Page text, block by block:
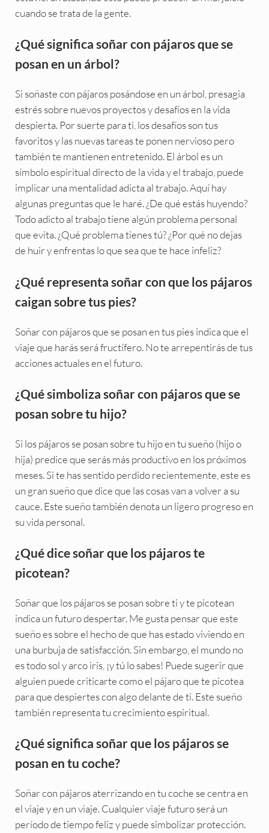
cuando se trata de la gente.
¿Qué significa soñar con pájaros que se
posan en un árbol?
Si soñaste con pájaros posándose en un árbol, presagia
estrés sobre nuevos proyectos y desafíos en la vida
despierta. Por suerte para ti, los desafíos son tus
favoritos y las nuevas tareas te ponen nervioso pero
también te mantienen entretenido. El árbol es un
símbolo espiritual directo de la vida y el trabajo, puede
implicar una mentalidad adicta al trabajo. Aquí hay
algunas preguntas que le haré. ¿De qué estás huyendo?
Todo adicto al trabajo tiene algún problema personal
que evita. ¿Qué problema tienes tú? ¿Por qué no dejas
de huir y enfrentas lo que sea que te hace infeliz?
¿Qué representa soñar con que los pájaros
caigan sobre tus pies?
Soñar con pájaros que se posan en tus pies indica que el
viaje que harás será fructífero. No te arrepentirás de tus
acciones actuales en el futuro.
¿Qué simboliza soñar con pájaros que se
posan sobre tu hijo?
Si los pájaros se posan sobre tu hijo en tu sueño (hijo o
hija) predice que serás más productivo en los próximos
meses. Si te has sentido perdido recientemente, este es
un gran sueño que dice que las cosas van a volver a su
cauce. Este sueño también denota un ligero progreso en
su vida personal.
¿Qué dice soñar que los pájaros te
picotean?
Soñar que los pájaros se posan sobre ti y te picotean
indica un futuro despertar. Me gusta pensar que este
sueño es sobre el hecho de que has estado viviendo en
una burbuja de satisfacción. Sin embargo, el mundo no
es todo sol y arco iris, ¡y tú lo sabes! Puede sugerir que
alguien puede criticarte como el pájaro que te picotea
para que despiertes con algo delante de ti. Este sueño
también representa tu crecimiento espiritual.
¿Qué significa soñar que los pájaros se
posan en tu coche?
Soñar con pájaros aterrizando en tu coche se centra en
el viaje y en un viaje. Cualquier viaje futuro será un
período de tiempo feliz y puede simbolizar protección.